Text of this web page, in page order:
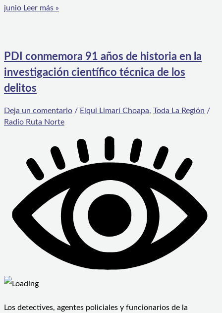
junio Leer más »
PDI conmemora 91 años de historia en la
investigación científico técnica de los
delitos
Deja un comentario / Elqui Limarí Choapa, Toda La Región /
Radio Ruta Norte
Los detectives, agentes policiales y funcionarios de la